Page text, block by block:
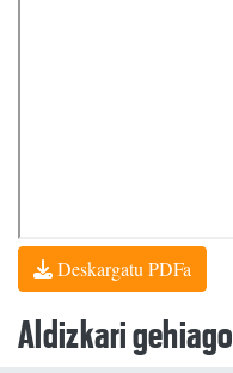
Deskargatu PDFa
Aldizkari gehiago